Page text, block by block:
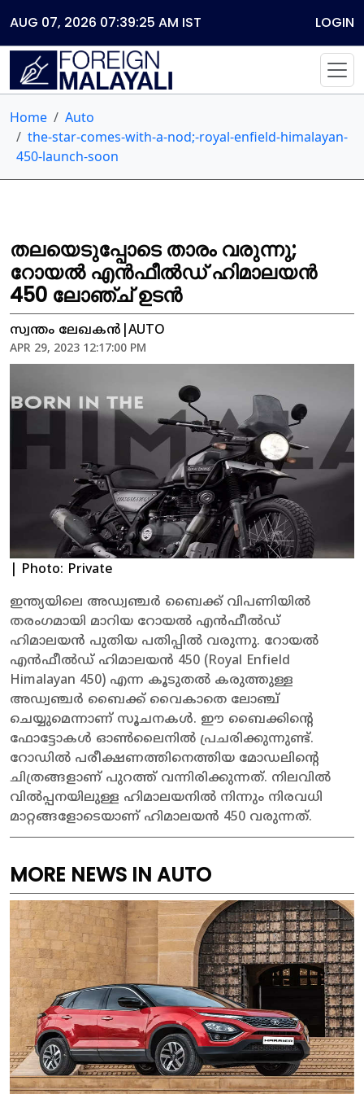
AUG 07, 2026 07:39:25 AM IST LOGIN
Home
Auto
the-star-comes-with-a-nod;-royal-enfield-himalayan-
450-launch-soon
തലയെടുപ്പോടെ താരം വരുന്നു;
റോയൽ എൻഫീൽഡ് ഹിമാലയൻ
450 ലോഞ്ച് ഉടൻ
സ്വന്തം ലേഖകൻ|AUTO
APR 29, 2023 12:17:00 PM
| Photo: Private
ഇന്ത്യയിലെ അഡ്വഞ്ചർ ബൈക്ക് വിപണിയിൽ
തരംഗമായി മാറിയ റോയൽ എൻഫീൽഡ്
ഹിമാലയൻ പുതിയ പതിപ്പിൽ വരുന്നു. റോയൽ
എൻഫീൽഡ് ഹിമാലയൻ 450 (Royal Enfield
Himalayan 450) എന്ന കൂടുതൽ കരുത്തുള്ള
അഡ്വഞ്ചർ ബൈക്ക് വൈകാതെ ലോഞ്ച്
ചെയ്യുമെന്നാണ് സൂചനകൾ. ഈ ബൈക്കിന്റെ
ഫോട്ടോകൾ ഓൺലൈനിൽ പ്രചരിക്കുന്നുണ്ട്.
റോഡിൽ പരീക്ഷണത്തിനെത്തിയ മോഡലിന്റെ
ചിത്രങ്ങളാണ് പുറത്ത് വന്നിരിക്കുന്നത്. നിലവിൽ
വിൽപ്പനയിലുള്ള ഹിമാലയനിൽ നിന്നും നിരവധി
മാറ്റങ്ങളോടെയാണ് ഹിമാലയൻ 450 വരുന്നത്.
MORE NEWS IN AUTO